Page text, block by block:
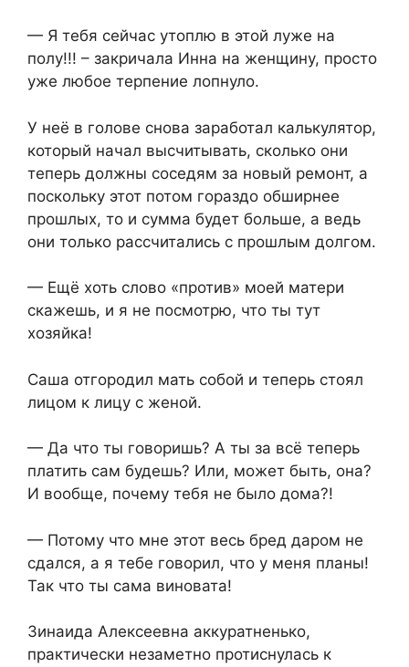
— Я тебя сейчас утоплю в этой луже на
полу!!! – закричала Инна на женщину, просто
уже любое терпение лопнуло.
У неё в голове снова заработал калькулятор,
который начал высчитывать, сколько они
теперь должны соседям за новый ремонт, а
поскольку этот потом гораздо обширнее
прошлых, то и сумма будет больше, а ведь
они только рассчитались с прошлым долгом.
— Ещё хоть слово «против» моей матери
скажешь, и я не посмотрю, что ты тут
хозяйка!
Саша отгородил мать собой и теперь стоял
лицом к лицу с женой.
— Да что ты говоришь? А ты за всё теперь
платить сам будешь? Или, может быть, она?
И вообще, почему тебя не было дома?!
— Потому что мне этот весь бред даром не
сдался, а я тебе говорил, что у меня планы!
Так что ты сама виновата!
Зинаида Алексеевна аккуратненько,
практически незаметно протиснулась к